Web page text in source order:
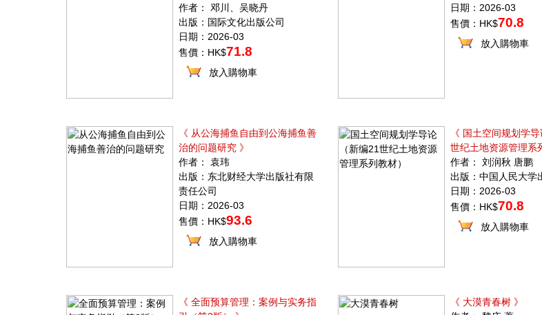
作者： 邓川、吴晓丹
出版：国际文化出版公司
日期：2026-03
售價：HK$71.8
放入購物車
日期：2026-03
售價：HK$70.8
放入購物車
《 从公海捕鱼自由到公海捕鱼善
治的问题研究 》
作者： 袁玮
出版：东北财经大学出版社有限
责任公司
日期：2026-03
售價：HK$93.6
放入購物車
《 国土空间规划学
世纪土地资源管理系
作者： 刘润秋 唐鹏
出版：中国人民大学
日期：2026-03
售價：HK$70.8
放入購物車
《 全面预算管理：案例与实务指
《 大漠青春树 》